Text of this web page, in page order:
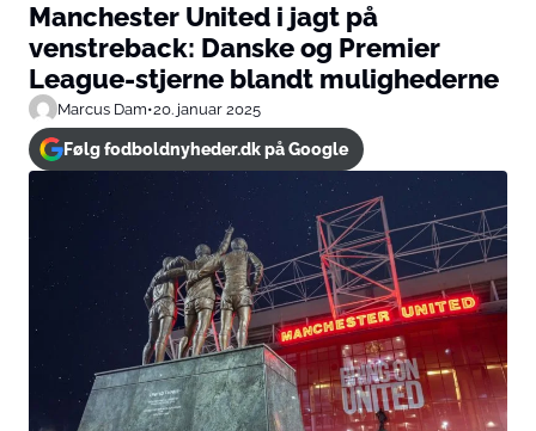
Manchester United i jagt på
venstreback: Danske og Premier
League-stjerne blandt mulighederne
Marcus Dam•20. januar 2025
Følg fodboldnyheder.dk på Google